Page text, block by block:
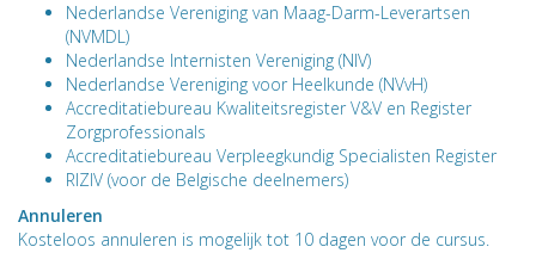
Nederlandse Vereniging van Maag-Darm-Leverartsen
(NVMDL)
Nederlandse Internisten Vereniging (NIV)
Nederlandse Vereniging voor Heelkunde (NVvH)
Accreditatiebureau Kwaliteitsregister V&V en Register
Zorgprofessionals
Accreditatiebureau Verpleegkundig Specialisten Register
RIZIV (voor de Belgische deelnemers)
Annuleren
Kosteloos annuleren is mogelijk tot 10 dagen voor de cursus.